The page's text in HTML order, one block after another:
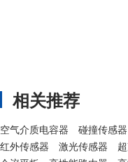
相关推荐
空气介质电容器 碰撞传感器
红外传感器
激光传感器